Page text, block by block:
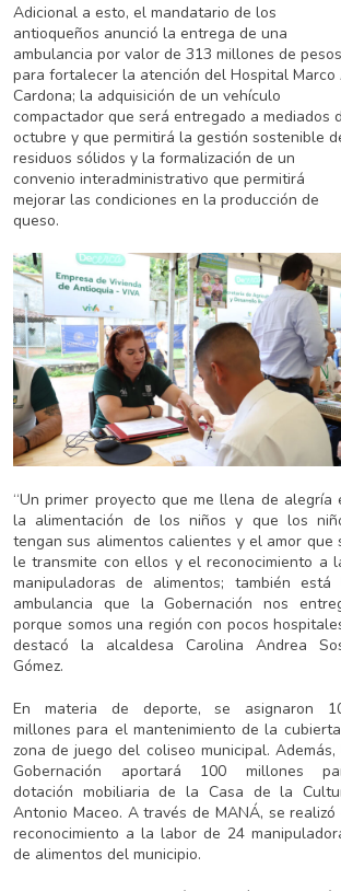
Adicional a esto, el mandatario de los
antioqueños anunció la entrega de una
ambulancia por valor de 313 millones de pesos
para fortalecer la atención del Hospital Marco
Cardona; la adquisición de un vehículo
compactador que será entregado a mediados
octubre y que permitirá la gestión sostenible
residuos sólidos y la formalización de un
convenio interadministrativo que permitirá
mejorar las condiciones en la producción de
queso.
“Un primer proyecto que me llena de alegría
la alimentación de los niños y que los
tengan sus alimentos calientes y el amor que
le transmite con ellos y el reconocimiento a
manipuladoras de alimentos; también está
ambulancia que la Gobernación nos
porque somos una región con pocos
destacó la alcaldesa Carolina Andrea
Gómez.
En materia de deporte, se asignaron
millones para el mantenimiento de la
zona de juego del coliseo municipal. Además,
Gobernación aportará 100 millones
dotación mobiliaria de la Casa de la
Antonio Maceo. A través de MANÁ, se realizó
reconocimiento a la labor de 24
de alimentos del municipio.